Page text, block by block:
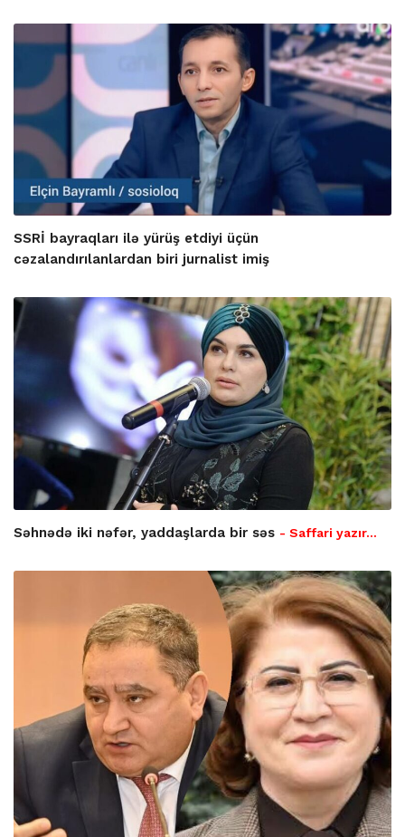
SSRİ bayraqları ilə yürüş etdiyi üçün
cəzalandırılanlardan biri jurnalist imiş
Səhnədə iki nəfər, yaddaşlarda bir səs - Saffari yazır…